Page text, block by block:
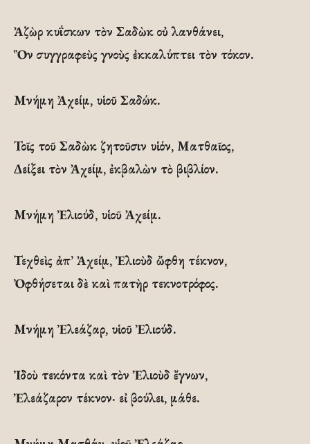
Ἀζὼρ κυΐσκων τὸν Σαδὼκ οὐ λανθάνει,
Ὃν συγγραφεὺς γνοὺς ἐκκαλύπτει τὸν τόκον.
Μνήμη Ἀχείμ, υἱοῦ Σαδώκ.
Τοῖς τοῦ Σαδὼκ ζητοῦσιν υἱόν, Ματθαῖος,
Δείξει τὸν Ἀχείμ, ἐκβαλὼν τὸ βιβλίον.
Μνήμη Ἐλιούδ, υἱοῦ Ἀχείμ.
Τεχθεὶς ἀπ’ Ἀχείμ, Ἐλιοὺδ ὤφθη τέκνον,
Ὀφθήσεται δὲ καὶ πατὴρ τεκνοτρόφος.
Μνήμη Ἐλεάζαρ, υἱοῦ Ἐλιούδ.
Ἰδοὺ τεκόντα καὶ τὸν Ἐλιοὺδ ἔγνων,
Ἐλεάζαρον τέκνον· εἰ βούλει, μάθε.